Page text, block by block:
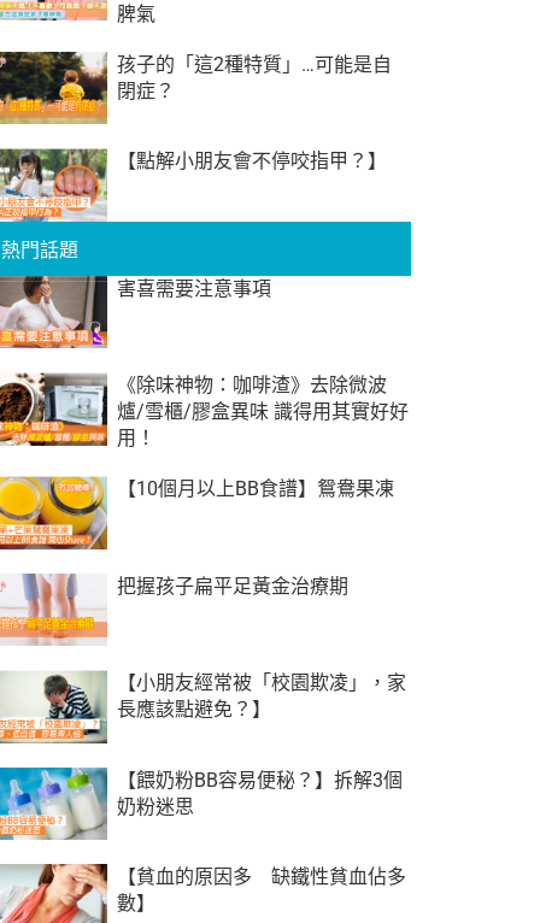
脾氣
孩子的「這2種特質」…可能是自
閉症？
【點解小朋友會不停咬指甲？】
熱門話題
害喜需要注意事項
《除味神物：咖啡渣》去除微波
爐/雪櫃/膠盒異味 識得用其實好好
用！
【10個月以上BB食譜】鴛鴦果凍
把握孩子扁平足黃金治療期
【小朋友經常被「校園欺凌」，家
長應該點避免？】
【餵奶粉BB容易便秘？】拆解3個
奶粉迷思
【貧血的原因多 缺鐵性貧血佔多
數】